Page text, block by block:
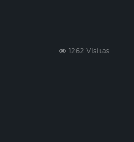
1262 Visitas